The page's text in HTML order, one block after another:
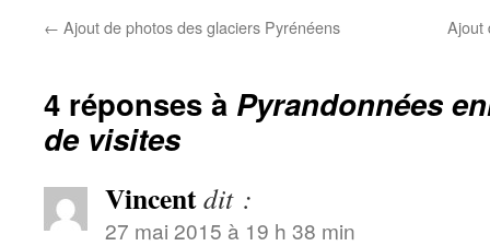
← Ajout de photos des glaciers Pyrénéens Ajout
4 réponses à Pyrandonnées
de visites
Vincentdit :
27 mai 2015 à 19 h 38 min